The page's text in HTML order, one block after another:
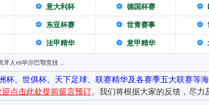
⚽ 意大利杯 ⚽ 德国杯赛 ⚽
⚽ 东亚杯赛 ⚽ 世青赛事 ⚽
⚽ 法甲精华 ⚽ 意甲精华 ⚽
人vs毕尔巴鄂竞技 ...
杯、世俱杯、天下足球、联赛精华及各赛季五大联赛等
迎点击此处提前留言预订。我们将根据大家的反馈，尽力